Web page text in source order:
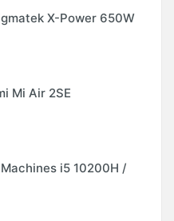
X-Power 650W
Mi Air 2SE
i5 10200H /